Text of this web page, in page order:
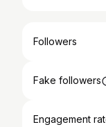
Followers
Fake followers
Engagement